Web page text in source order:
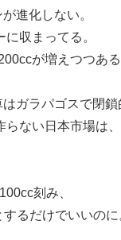
進化しない。
収まってる。
が増えつつある
ガラパゴスで閉鎖
ない日本市場は
刻み、
るだけでいいのに